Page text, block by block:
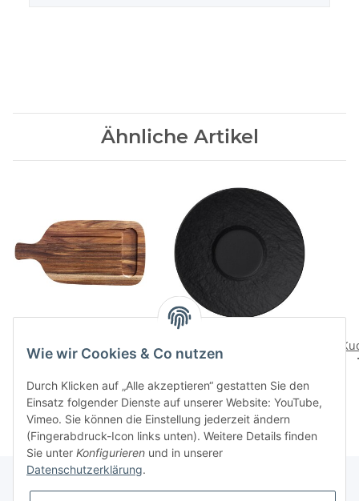
Ähnliche Artikel
Schneide-/Servierbrett
73,90 CHF*
18,00 CHF
Wie wir Cookies & Co nutzen
Durch Klicken auf „Alle akzeptieren“ gestatten Sie den
Einsatz folgender Dienste auf unserer Website: YouTube,
Vimeo. Sie können die Einstellung jederzeit ändern
(Fingerabdruck-Icon links unten). Weitere Details finden
Sie unter Konfigurieren und in unserer
Datenschutzerklärung.